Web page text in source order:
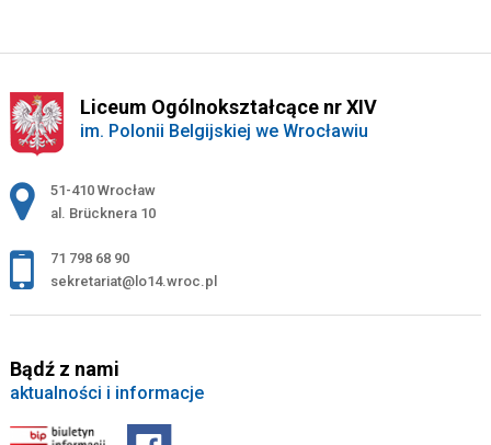
Liceum Ogólnokształcące nr XIV
im. Polonii Belgijskiej we Wrocławiu
Adres pocztowy:
51-410 Wrocław
al. Brücknera 10
71 798 68 90
sekretariat@lo14.wroc.pl
Bądź z nami
aktualności i informacje